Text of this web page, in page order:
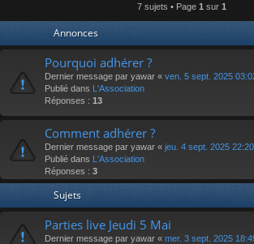
7 sujets • Page 1 sur 1
Annonces
Pourquoi adhérer ?
Dernier message par yawar « ven. 5 sept. 2025
Publié dans L'Association
Réponses : 13
Comment adhérer ?
Dernier message par yawar « jeu. 4 sept. 2025 22:20
Publié dans L'Association
Réponses : 3
Sujets
Parties live Jeudi 5 Mai
Dernier message par yawar « mer. 3 sept. 2025